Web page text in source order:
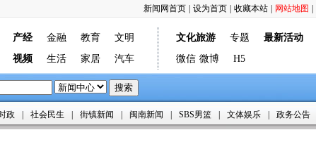
网站地图
收藏本站
设为首页
新闻网首页
产经 金融 教育
文明
视频
生活 家居 汽车
文化旅游 专题
最新活动
微信 微博 H5
政 社会民生 街镇新闻 闽南新闻 SBS男篮 文体娱乐 政务公告